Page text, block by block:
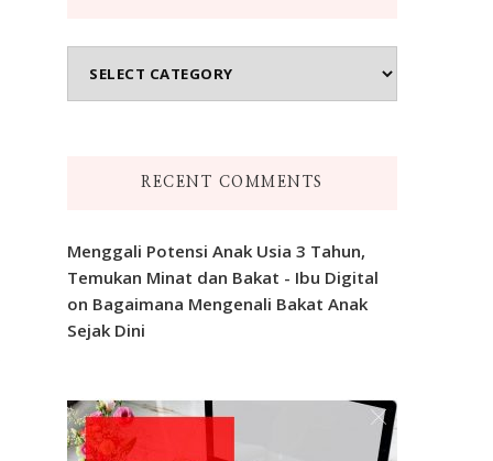
RECENT COMMENTS
Menggali Potensi Anak Usia 3 Tahun,
Temukan Minat dan Bakat - Ibu Digital
on Bagaimana Mengenali Bakat Anak
Sejak Dini